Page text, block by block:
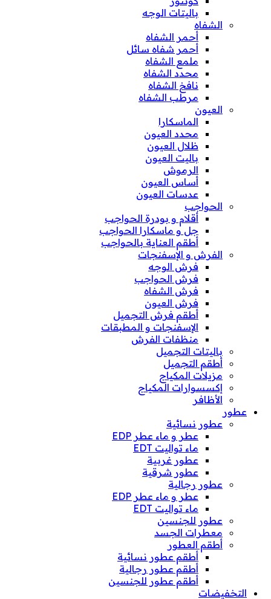
باليتات الوجه
الشفاه
أحمر الشفاه
أحمر شفاه سائل
ملمع الشفاه
محدد الشفاه
نافخ الشفاه
مرطب الشفاه
العيون
الماسكارا
محدد العيون
ظلال العيون
باليت العيون
الرموش
أساس العيون
عدسات العيون
الحواجب
أقلام و بودرة الحواجب
جل و ماسكارا الحواجب
أطقم العناية بالحواجب
الفرش و الإسفنجات
فرش الوجه
فرش الحواجب
فرش الشفاه
فرش العيون
أطقم فرش التجميل
الإسفنجات و المطبقات
منظفات الفرش
باليتات التجميل
أطقم التجميل
مزيلات المكياج
إكسسوارات المكياج
الأظافر
عطور
عطور نسائية
عطر و ماء عطر EDP
ماء تواليت EDT
عطور غربية
عطور شرقية
عطور رجالية
عطر و ماء عطر EDP
ماء تواليت EDT
عطور للجنسين
معطرات الجسد
أطقم العطور
أطقم عطور نسائية
أطقم عطور رجالية
أطقم عطور للجنسين
التخفيضات